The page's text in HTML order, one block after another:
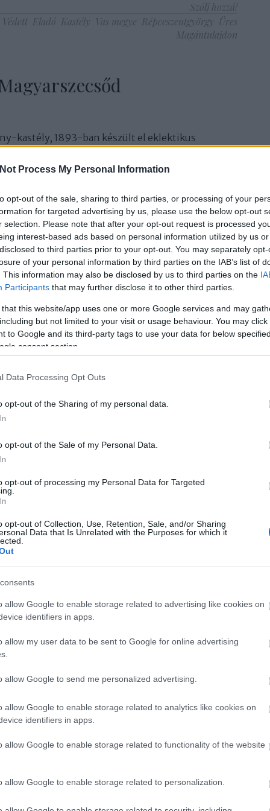
Process My Personal Information
opt-out of the sale, sharing to third parties, or processing of your
for targeted advertising by us, please use the below opt-out
selection. Please note that after your opt-out request is processed
interest-based ads based on personal information utilized by us
to third parties prior to your opt-out. You may separately
of your personal information by third parties on the IAB’s list of
This information may also be disclosed by us to third parties on the
Participants that may further disclose it to other third parties.
that this website/app uses one or more Google services and may
but not limited to your visit or usage behaviour. You may
to Google and its third-party tags to use your data for below
consent section.
Data Processing Opt Outs
opt-out of the Sharing of my personal data.
opt-out of the Sale of my Personal Data.
opt-out of processing my Personal Data for Targeted
opt-out of Collection, Use, Retention, Sale, and/or Sharing
Data that Is Unrelated with the Purposes for which it
allow Google to enable storage related to advertising like cookies on
identifiers in apps.
allow my user data to be sent to Google for online advertising
allow Google to send me personalized advertising.
allow Google to enable storage related to analytics like cookies on
identifiers in apps.
allow Google to enable storage related to functionality of the website
allow Google to enable storage related to personalization.
Szólj hozzá!
Védett Eladó Kastély Vas megye Répceszentgyörgy Üres
Magántulajdon
kastély, 1893-ban készült el eklektikus
Nagy parkban elterülő szabálytalan
A bejárat bal oldalán, a kastély,
istálló jobb oldalán a kastély főtengelyére
TOVÁBB
Szólj hozzá!
Vas megye Magyarszecsőd Magántulajdon Romos
Batthyány-kastély
templom
az 1840-es években kezdték el, saját
Marcsik von Simonthurm volt, aki nagy
műgonddal, klasszicista stílusban építette fel. Az
elapadó anyagi forrásai miatt elhúzódott, ezért
fia Simon…
TOVÁBB
Szólj hozzá!
Védett
Kastély és kúriák -
márciusában tettük közzé először a kiszombori
alatt áll! Az oldalra feltöltött képek már az első
tükrözik. A kripta területe a magyar állam